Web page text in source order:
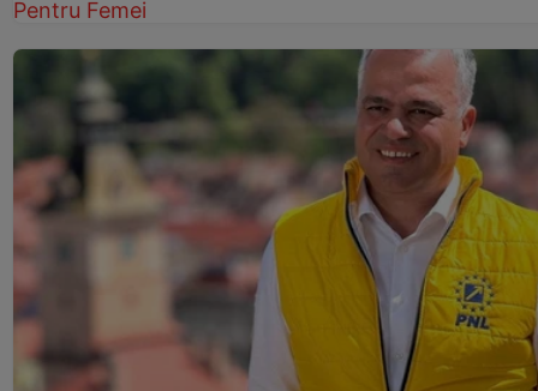
Pentru Femei